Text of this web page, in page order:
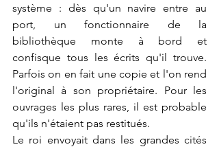
système : dès qu'un navire entre au
port, un fonctionnaire de la
bibliothèque monte à bord et
confisque tous les écrits qu'il trouve.
Parfois on en fait une copie et l'on rend
l'original à son propriétaire. Pour les
ouvrages les plus rares, il est probable
qu'ils n'étaient pas restitués.
Le roi envoyait dans les grandes cités